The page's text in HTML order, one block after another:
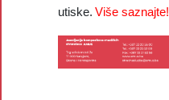
utiske. Više saznajte!